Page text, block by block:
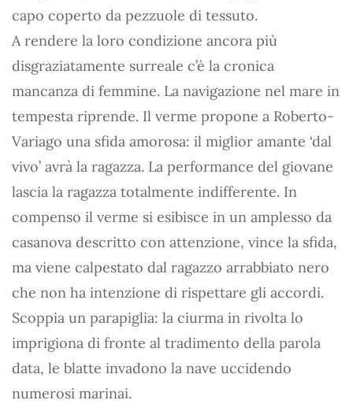
capo coperto da pezzuole di tessuto.
A rendere la loro condizione ancora più
disgraziatamente surreale c’è la cronica
mancanza di femmine. La navigazione nel mare in
tempesta riprende. Il verme propone a Roberto-
Variago una sfida amorosa: il miglior amante ‘dal
vivo’ avrà la ragazza. La performance del giovane
lascia la ragazza totalmente indifferente. In
compenso il verme si esibisce in un amplesso da
casanova descritto con attenzione, vince la sfida,
ma viene calpestato dal ragazzo arrabbiato nero
che non ha intenzione di rispettare gli accordi.
Scoppia un parapiglia: la ciurma in rivolta lo
imprigiona di fronte al tradimento della parola
data, le blatte invadono la nave uccidendo
numerosi marinai.